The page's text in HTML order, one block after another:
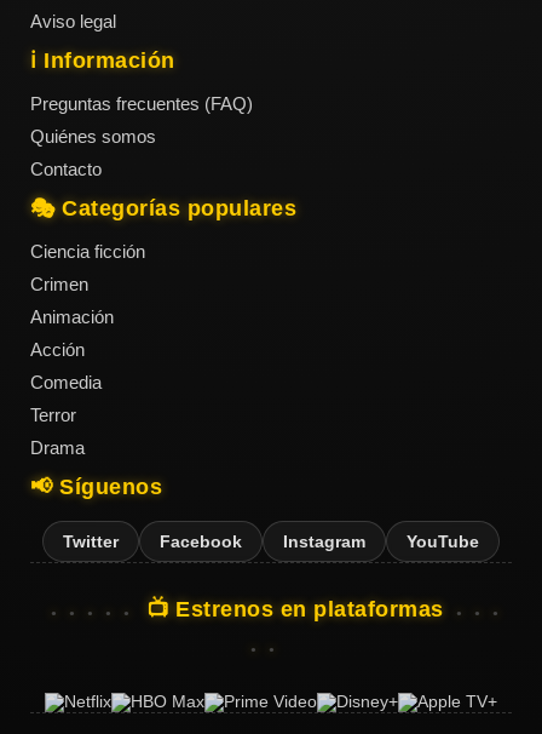
Top
tráilers
del
Aviso legal
ℹ️ Información
Preguntas frecuentes (FAQ)
Quiénes somos
Contacto
🎭 Categorías populares
Ciencia ficción
Crimen
Animación
Acción
Comedia
Terror
Drama
📢 Síguenos
Twitter Facebook Instagram YouTube
📺 Estrenos en plataformas